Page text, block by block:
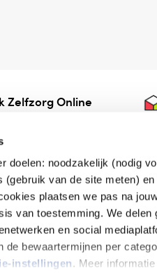
doelen: noodzakelijk (nodig
van de site meten)
plaatsen we pas na
van toestemming. We
en social
de bewaartermijnen per
instellingen. Meer
Zelfzorg Online
de
Disclaimer